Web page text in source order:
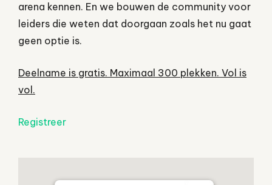
arena kennen. En we bouwen de community voor
leiders die weten dat doorgaan zoals het nu gaat
geen optie is.
Deelname is gratis. Maximaal 300 plekken. Vol is
vol.
Registreer